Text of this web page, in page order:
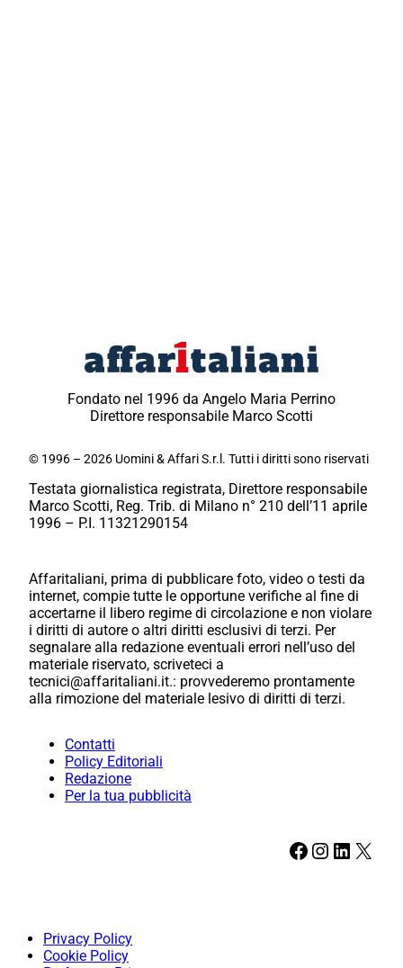
Fondato nel 1996 da Angelo Maria Perrino
Direttore responsabile Marco Scotti
© 1996 – 2026 Uomini & Affari S.r.l. Tutti i diritti sono riservati
Testata giornalistica registrata, Direttore responsabile
Marco Scotti, Reg. Trib. di Milano n° 210 dell’11 aprile
1996 – P.I. 11321290154
Affaritaliani, prima di pubblicare foto, video o testi da
internet, compie tutte le opportune verifiche al fine di
accertarne il libero regime di circolazione e non violare
i diritti di autore o altri diritti esclusivi di terzi. Per
segnalare alla redazione eventuali errori nell’uso del
materiale riservato, scriveteci a
tecnici@affaritaliani.it.: provvederemo prontamente
alla rimozione del materiale lesivo di diritti di terzi.
Contatti
Policy Editoriali
Redazione
Per la tua pubblicità
Facebook Instagram LinkedIn X
Privacy Policy
Cookie Policy